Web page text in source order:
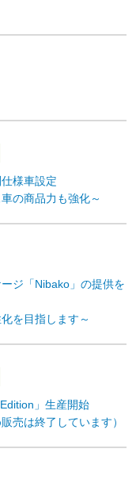
様車設定
の商品力も強化～
ジ「Nibako」の提供を
を目指します～
」生産開始
売は終了しています）